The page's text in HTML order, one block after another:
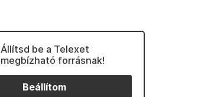
Állítsd be a Telexet
megbízható forrásnak!
Beállítom